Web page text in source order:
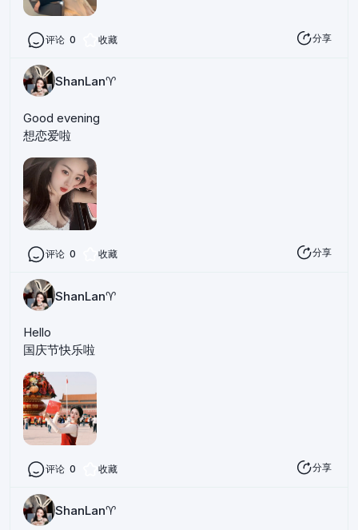
评论 0 收藏 分享
ShanLan♈️
Good evening
想恋爱啦
评论 0 收藏 分享
ShanLan♈️
Hello
国庆节快乐啦
评论 0 收藏 分享
ShanLan♈️